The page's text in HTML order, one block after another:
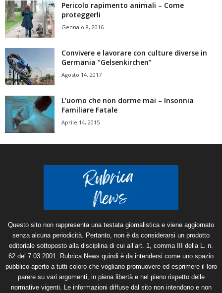
Pericolo rapimento animali – Come
proteggerli
Gennaio 8, 2016
Convivere e lavorare con culture diverse in
Germania “Gelsenkirchen”
Agosto 14, 2017
L’uomo che non dorme mai – Insonnia
Familiare Fatale
Aprile 14, 2015
Questo sito non rappresenta una testata giornalistica e viene aggiornato
senza alcuna periodicità. Pertanto, non è da considerarsi un prodotto
editoriale sottoposto alla disciplina di cui all’art. 1, comma III della L. n.
62 del 7.03.2001. Rubrica News quindi è da intendersi come uno spazio
pubblico aperto a tutti coloro che vogliano promuovere ed esprimere il loro
parere su vari argomenti, in piena libertà e nel pieno rispetto delle
normative vigenti. Le informazioni diffuse dal sito non intendono e non